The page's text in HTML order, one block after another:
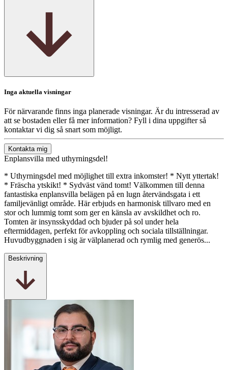
Inga aktuella visningar
För närvarande finns inga planerade visningar. Är du intresserad av
att se bostaden eller få mer information? Fyll i dina uppgifter så
kontaktar vi dig så snart som möjligt.
Kontakta mig
Enplansvilla med uthyrningsdel!
* Uthyrningsdel med möjlighet till extra inkomster! * Nytt yttertak!
* Fräscha ytskikt! * Sydväst vänd tomt! Välkommen till denna
fantastiska enplansvilla belägen på en lugn återvändsgata i ett
familjevänligt område. Här erbjuds en harmonisk tillvaro med en
stor och lummig tomt som ger en känsla av avskildhet och ro.
Tomten är insynsskyddad och bjuder på sol under hela
eftermiddagen, perfekt för avkoppling och sociala tillställningar.
Huvudbyggnaden i sig är välplanerad och rymlig med generös...
Beskrivning